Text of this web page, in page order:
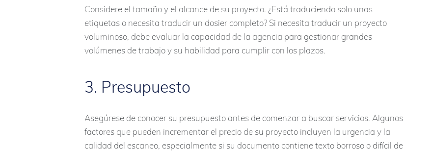
Considere el tamaño y el alcance de su proyecto. ¿Está traduciendo solo unas
etiquetas o necesita traducir un dosier completo? Si necesita traducir un proyecto
voluminoso, debe evaluar la capacidad de la agencia para gestionar grandes
volúmenes de trabajo y su habilidad para cumplir con los plazos.
3. Presupuesto
Asegúrese de conocer su presupuesto antes de comenzar a buscar servicios. Algunos
factores que pueden incrementar el precio de su proyecto incluyen la urgencia y la
calidad del escaneo, especialmente si su documento contiene texto borroso o difícil de